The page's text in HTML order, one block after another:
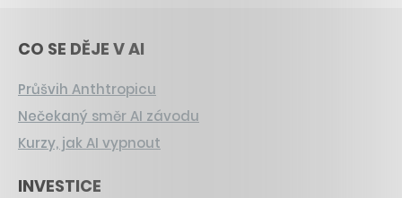
CO SE DĚJE V AI
Průšvih Anthtropicu
Nečekaný směr AI závodu
Kurzy, jak AI vypnout
INVESTICE